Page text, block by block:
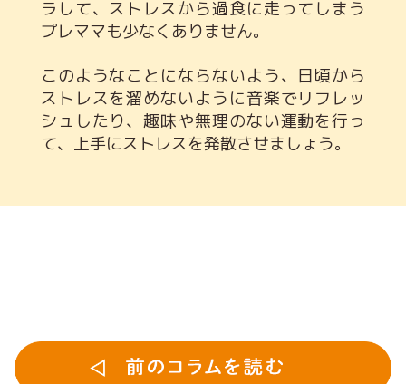
ラして、ストレスから過食に走ってしまう
プレママも少なくありません。
このようなことにならないよう、日頃から
ストレスを溜めないように音楽でリフレッ
シュしたり、趣味や無理のない運動を行っ
て、上手にストレスを発散させましょう。